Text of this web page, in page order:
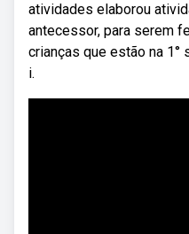
atividades elaborou
antecessor, para serem
crianças que estão na
i.